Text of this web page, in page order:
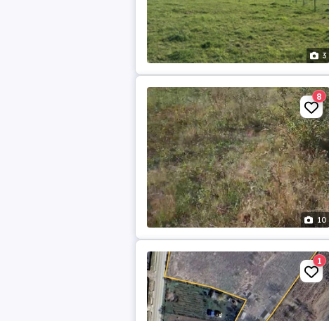
3
10
8
1